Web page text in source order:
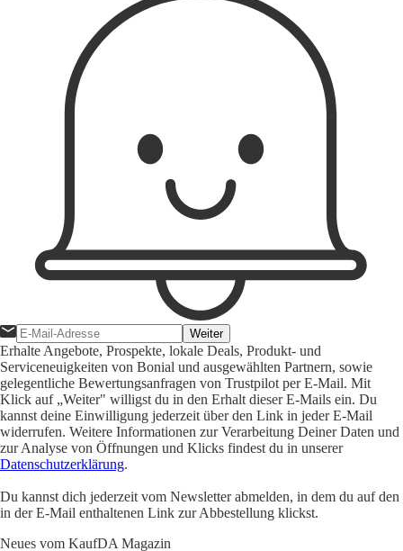
Weiter
Erhalte Angebote, Prospekte, lokale Deals, Produkt- und
Serviceneuigkeiten von Bonial und ausgewählten Partnern, sowie
gelegentliche Bewertungsanfragen von Trustpilot per E-Mail. Mit
Klick auf „Weiter" willigst du in den Erhalt dieser E-Mails ein. Du
kannst deine Einwilligung jederzeit über den Link in jeder E-Mail
widerrufen. Weitere Informationen zur Verarbeitung Deiner Daten und
zur Analyse von Öffnungen und Klicks findest du in unserer
Datenschutzerklärung.
Du kannst dich jederzeit vom Newsletter abmelden, in dem du auf den
in der E-Mail enthaltenen Link zur Abbestellung klickst.
Neues vom KaufDA Magazin